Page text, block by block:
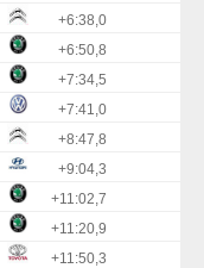
+6:38,0
+6:50,8
+7:34,5
+7:41,0
+8:47,8
+9:04,3
+11:02,7
+11:20,9
+11:50,3